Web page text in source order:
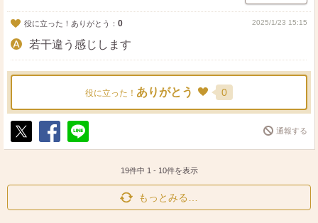
役に立った！ありがとう： 0 2025/1/23 15:15
若干違う感じします
役に立った！ ありがとう 0
ポ
シ
送
通報する
19件中 1 - 10件を表示
もっとみる…